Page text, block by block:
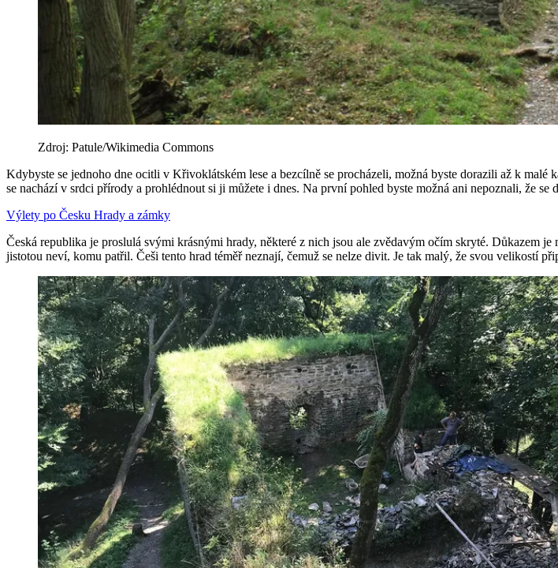
Zdroj: Patule/Wikimedia Commons
Kdybyste se jednoho dne ocitli v Křivoklátském lese a bezcílně se procházeli, možná byste dorazili až k
se nachází v srdci přírody a prohlédnout si ji můžete i dnes. Na první pohled byste možná ani nepoznali, že se
Výlety po Česku Hrady a zámky
Česká republika je proslulá svými krásnými hrady, některé z nich jsou ale zvědavým očím skryté.
jistotou neví, komu patřil. Češi tento hrad téměř neznají, čemuž se nelze divit. Je tak malý, že svou velikostí